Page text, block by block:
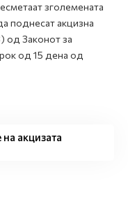
зголемената
поднесат акцизна
од Законот за
рок од 15 дена од
акцизата